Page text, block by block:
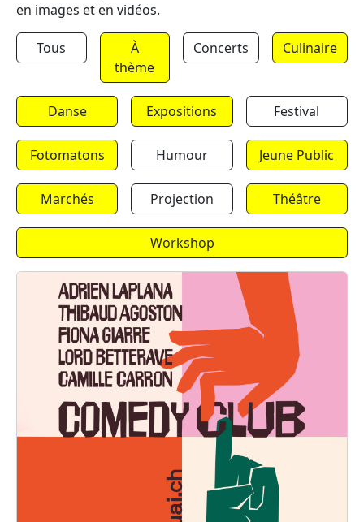
en images et en vidéos.
Tous
À
thème
Concerts Culinaire
Danse Expositions Festival
Fotomatons Humour Jeune Public
Marchés Projection Théâtre
Workshop